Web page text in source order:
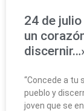
24 de
un
“Concede a tu
pueblo y
joven que se